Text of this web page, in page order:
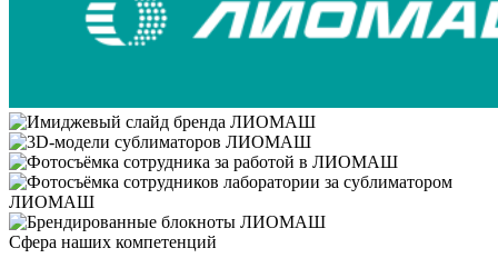
Сфера наших компетенций